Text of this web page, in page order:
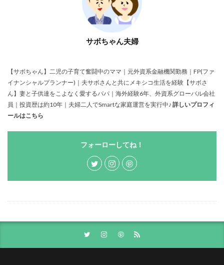
サボちゃん夫婦
【サボちゃん】二児の子育て奮闘中のママ｜元外資系金融機関勤務｜FP(ファ
イナンシャルプランナー)｜夫サボさんと共にメキシコ生活を経験【サボさ
ん】妻と子供達をこよなく愛するパパ｜海外経験6年、外資系グローバル会社
員｜投資歴は約10年｜夫婦二人でSmartな家庭運営を実行中♪ 詳しいプロフィ
ールはこちら
フォーローしてね！